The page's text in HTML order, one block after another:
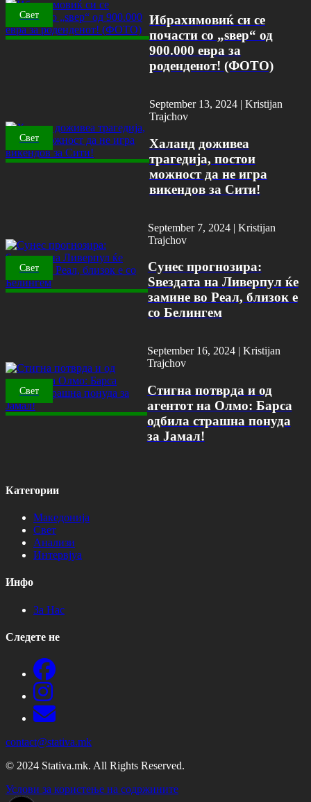
Свет
Ибрахимовиќ си се
почасти со „ѕвер“ од
900.000 евра за
роденденот! (ФОТО)
Свет
September 13, 2024 | Kristijan
Trajchov
Халанд доживеа
трагедија, постои
можност да не игра
викендов за Сити!
Свет
September 7, 2024 | Kristijan
Trajchov
Сунес прогнозира:
Ѕвездата на Ливерпул ќе
замине во Реал, близок е
со Белингем
Свет
September 16, 2024 | Kristijan
Trajchov
Стигна потврда и од
агентот на Олмо: Барса
одбила страшна понуда
за Јамал!
Категории
Македонија
Свет
Анализи
Интервјуа
Инфо
За Нас
Следете не
contact@stativa.mk
© 2024 Stativa.mk. All Rights Reserved.
Услови за користење на содржините